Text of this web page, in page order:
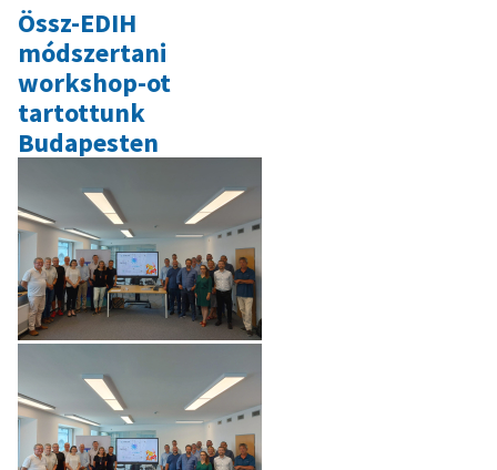
az
ÖsszEDIH
műhelymunka
programot)
Össz-EDIH
módszertani
workshop-ot
tartottunk
Budapesten